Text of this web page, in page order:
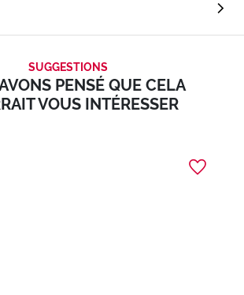
SUGGESTIONS
PENSÉ QUE CELA
VOUS INTÉRESSER